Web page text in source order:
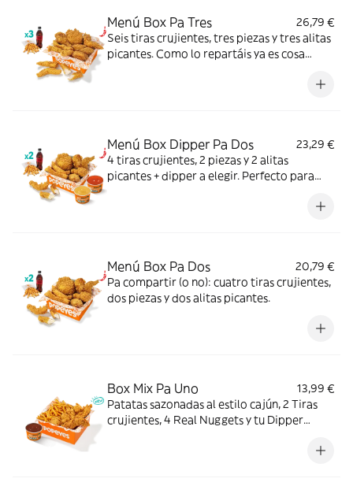
Menú Box Pa Tres
26,79 €
Seis tiras crujientes, tres piezas y tres alitas
picantes. Como lo repartáis ya es cosa
Menú Box Dipper Pa Dos
23,29 €
4 tiras crujientes, 2 piezas y 2 alitas
picantes + dipper a elegir. Perfecto para
Menú Box Pa Dos
20,79 €
Pa compartir (o no): cuatro tiras crujientes,
dos piezas y dos alitas picantes.
Box Mix Pa Uno
13,99 €
Patatas sazonadas al estilo cajún, 2 Tiras
crujientes, 4 Real Nuggets y tu Dipper